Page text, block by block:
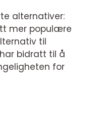
alternativer:
mer populære
til
bidratt til å
for